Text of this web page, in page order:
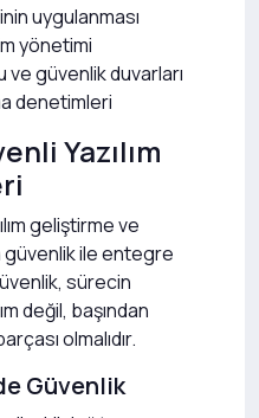
uygulanması
yönetimi
güvenlik duvarları
denetimleri
Yazılım
geliştirme ve
ile entegre
sürecin
değil, başından
olmalıdır.
Güvenlik